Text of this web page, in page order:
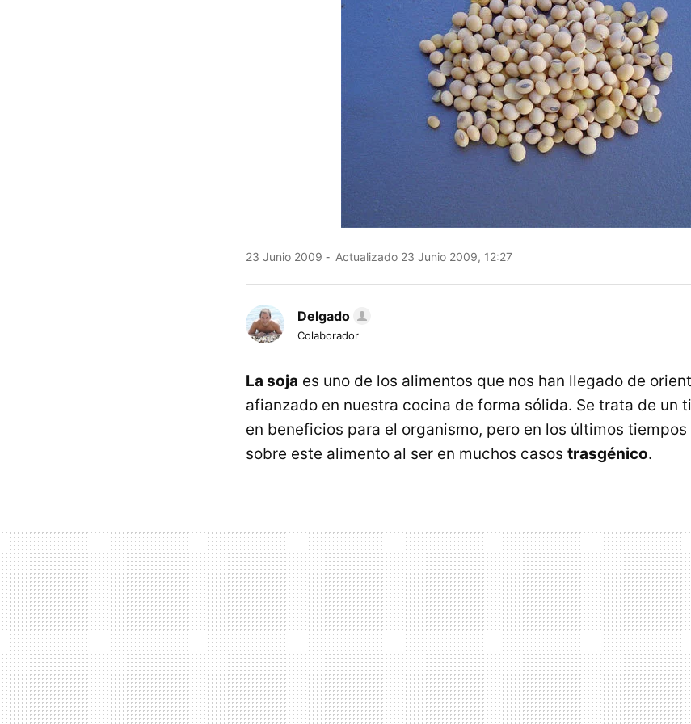
23 Junio 2009 Actualizado 23 Junio 2009, 12:27
Delgado
Colaborador
La soja es uno de los alimentos que nos han llegado de
afianzado en nuestra cocina de forma sólida. Se trata de un
en beneficios para el organismo, pero en los últimos
sobre este alimento al ser en muchos casos trasgénico.